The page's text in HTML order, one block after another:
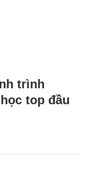
trình
top đầu